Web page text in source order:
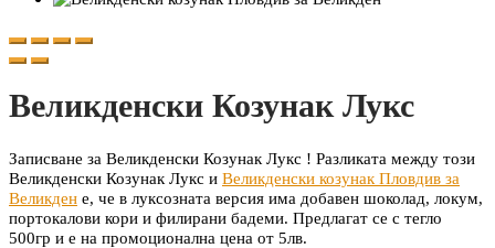
Великденски Козунак Лукс
Записване за Великденски Козунак Лукс ! Разликата между този
Великденски Козунак Лукс и Великденски козунак Пловдив за
Великден е, че в луксозната версия има добавен шоколад, локум,
портокалови кори и филирани бадеми. Предлагат се с тегло
500гр и е на промоционална цена от 5лв.